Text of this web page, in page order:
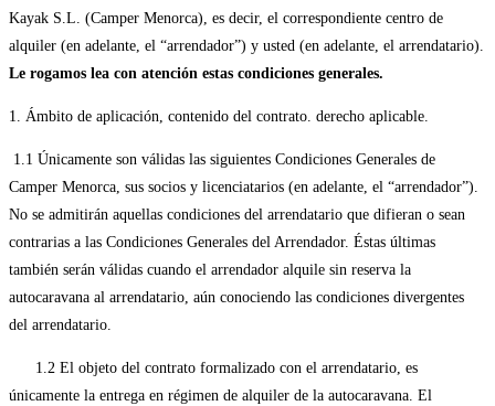
Kayak S.L. (Camper Menorca), es decir, el correspondiente centro de
alquiler (en adelante, el “arrendador”) y usted (en adelante, el arrendatario).
Le rogamos lea con atención estas condiciones generales.
1. Ámbito de aplicación, contenido del contrato. derecho aplicable.
1.1 Únicamente son válidas las siguientes Condiciones Generales de
Camper Menorca, sus socios y licenciatarios (en adelante, el “arrendador”).
No se admitirán aquellas condiciones del arrendatario que difieran o sean
contrarias a las Condiciones Generales del Arrendador. Éstas últimas
también serán válidas cuando el arrendador alquile sin reserva la
autocaravana al arrendatario, aún conociendo las condiciones divergentes
del arrendatario.
1.2 El objeto del contrato formalizado con el arrendatario, es
únicamente la entrega en régimen de alquiler de la autocaravana. El